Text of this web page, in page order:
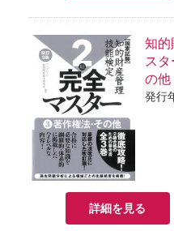
知的
ス
の他
発行
詳細を見る